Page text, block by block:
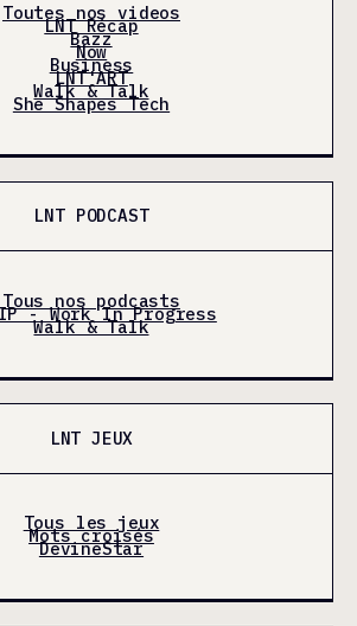
Toutes nos videos
LNT Récap
Bazz
Now
Business
LNT'ART
Walk & Talk
She Shapes Tech
LNT PODCAST
Tous nos podcasts
- Work In Progress
Walk & Talk
LNT JEUX
Tous les jeux
Mots croisés
DevineStar